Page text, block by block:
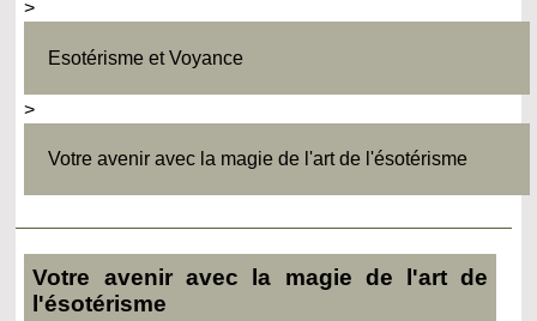
>
Esotérisme et Voyance
>
Votre avenir avec la magie de l'art de l'ésotérisme
Votre avenir avec la magie de l'art de
l'ésotérisme